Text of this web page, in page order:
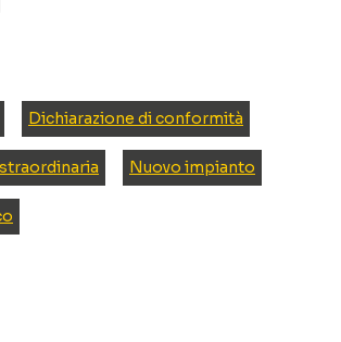
Dichiarazione di conformità
Nuovo impianto